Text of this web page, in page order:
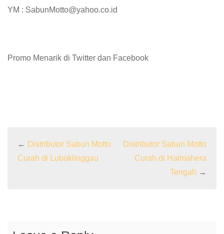
YM : SabunMotto@yahoo.co.id
Promo Menarik di Twitter dan Facebook
← Distributor Sabun Motto
Curah di Lubuklinggau
Distributor Sabun Motto
Curah di Halmahera
Tengah →